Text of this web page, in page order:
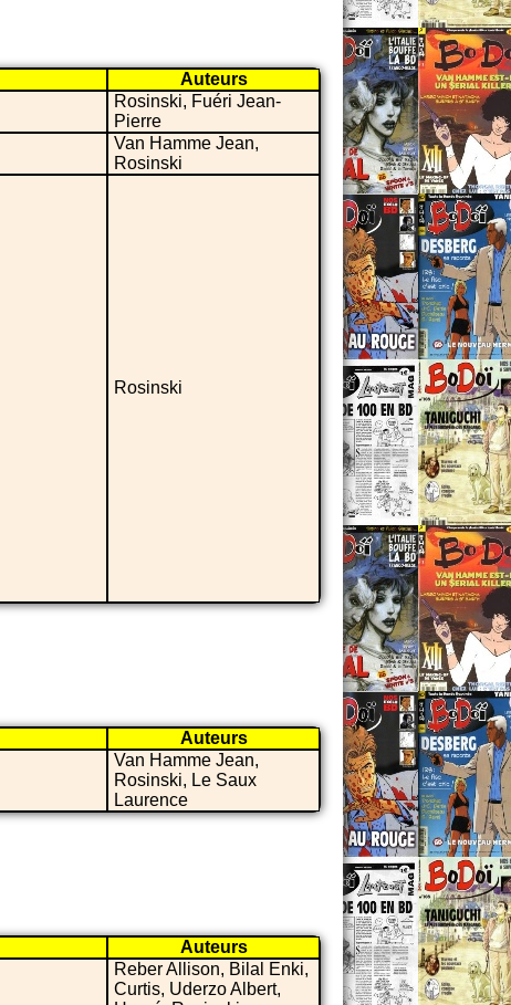
Auteurs
Rosinski, Fuéri Jean-
Pierre
Van Hamme Jean,
Rosinski
Rosinski
Auteurs
Van Hamme Jean,
Rosinski, Le Saux
Laurence
Auteurs
Reber Allison, Bilal Enki,
Curtis, Uderzo Albert,